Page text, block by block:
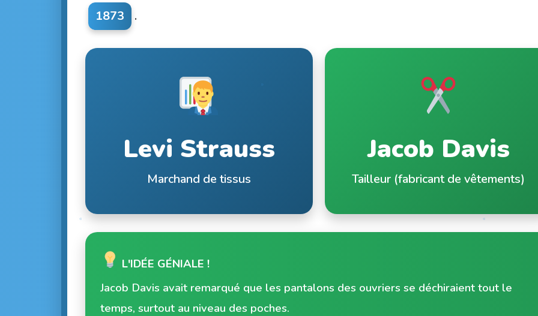
1873
.
Levi Strauss
Marchand de tissus
Jacob Davis
Tailleur (fabricant de vêtements)
L'IDÉE GÉNIALE !
Jacob Davis avait remarqué que les pantalons des ouvriers se déchiraient tout le
temps, surtout au niveau des poches.